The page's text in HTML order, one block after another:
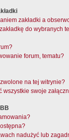
zakładki a
do wybranych
forum, tematu?
na tej witrynie?
swoje
nadużyć lub